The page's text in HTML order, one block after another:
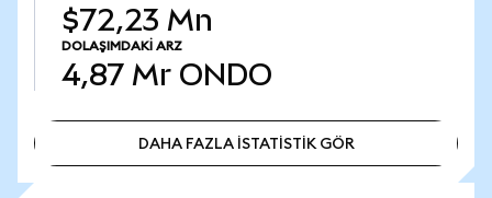
$72,23 Mn
DOLAŞIMDAKI ARZ
4,87 Mr ONDO
DAHA FAZLA İSTATİSTİK GÖR